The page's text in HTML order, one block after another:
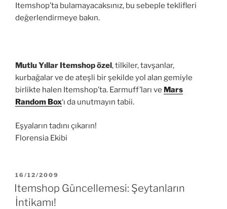
Itemshop’ta bulamayacaksınız, bu sebeple teklifleri
değerlendirmeye bakın.
Mutlu Yıllar Itemshop özel, tilkiler, tavşanlar,
kurbağalar ve de ateşli bir şekilde yol alan gemiyle
birlikte halen Itemshop’ta. Earmuff’ları ve Mars
Random Box‘ı da unutmayın tabii.
Eşyaların tadını çıkarın!
Florensia Ekibi
YAYIM
TARIHI
16/12/2009
Itemshop Güncellemesi: Şeytanların
İntikamı!